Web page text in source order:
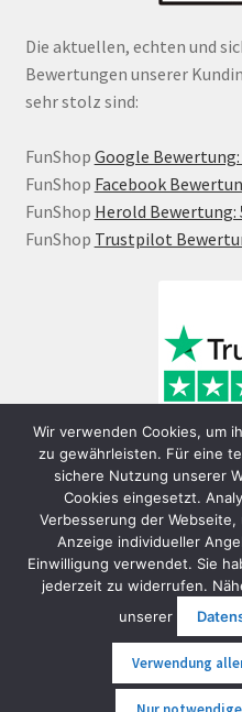
Die aktuellen, echten und
Bewertungen unserer
sehr stolz sind:
FunShop Google Bewertung:
FunShop Facebook
FunShop Herold Bewertung:
FunShop Trustpilot
© FunShop Wien -
Datenschutzerklärung
Wir verwenden Cookies, um
zu gewährleisten. Für eine
sichere Nutzung unserer
Cookies eingesetzt.
Verbesserung der
Anzeige individueller
Einwilligung verwendet. Sie
jederzeit zu widerrufen.
unserer
Verwendung